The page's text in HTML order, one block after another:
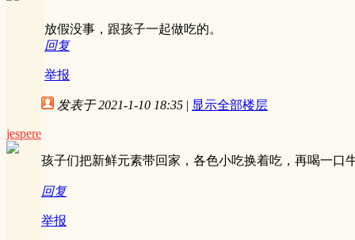
放假没事，跟孩子一起做吃的。
回复
举报
jespere
发表于 2021-1-10 18:35 | 显示全部楼层
孩子们把新鲜元素带回家，各色小吃换着吃，再喝一口
回复
举报